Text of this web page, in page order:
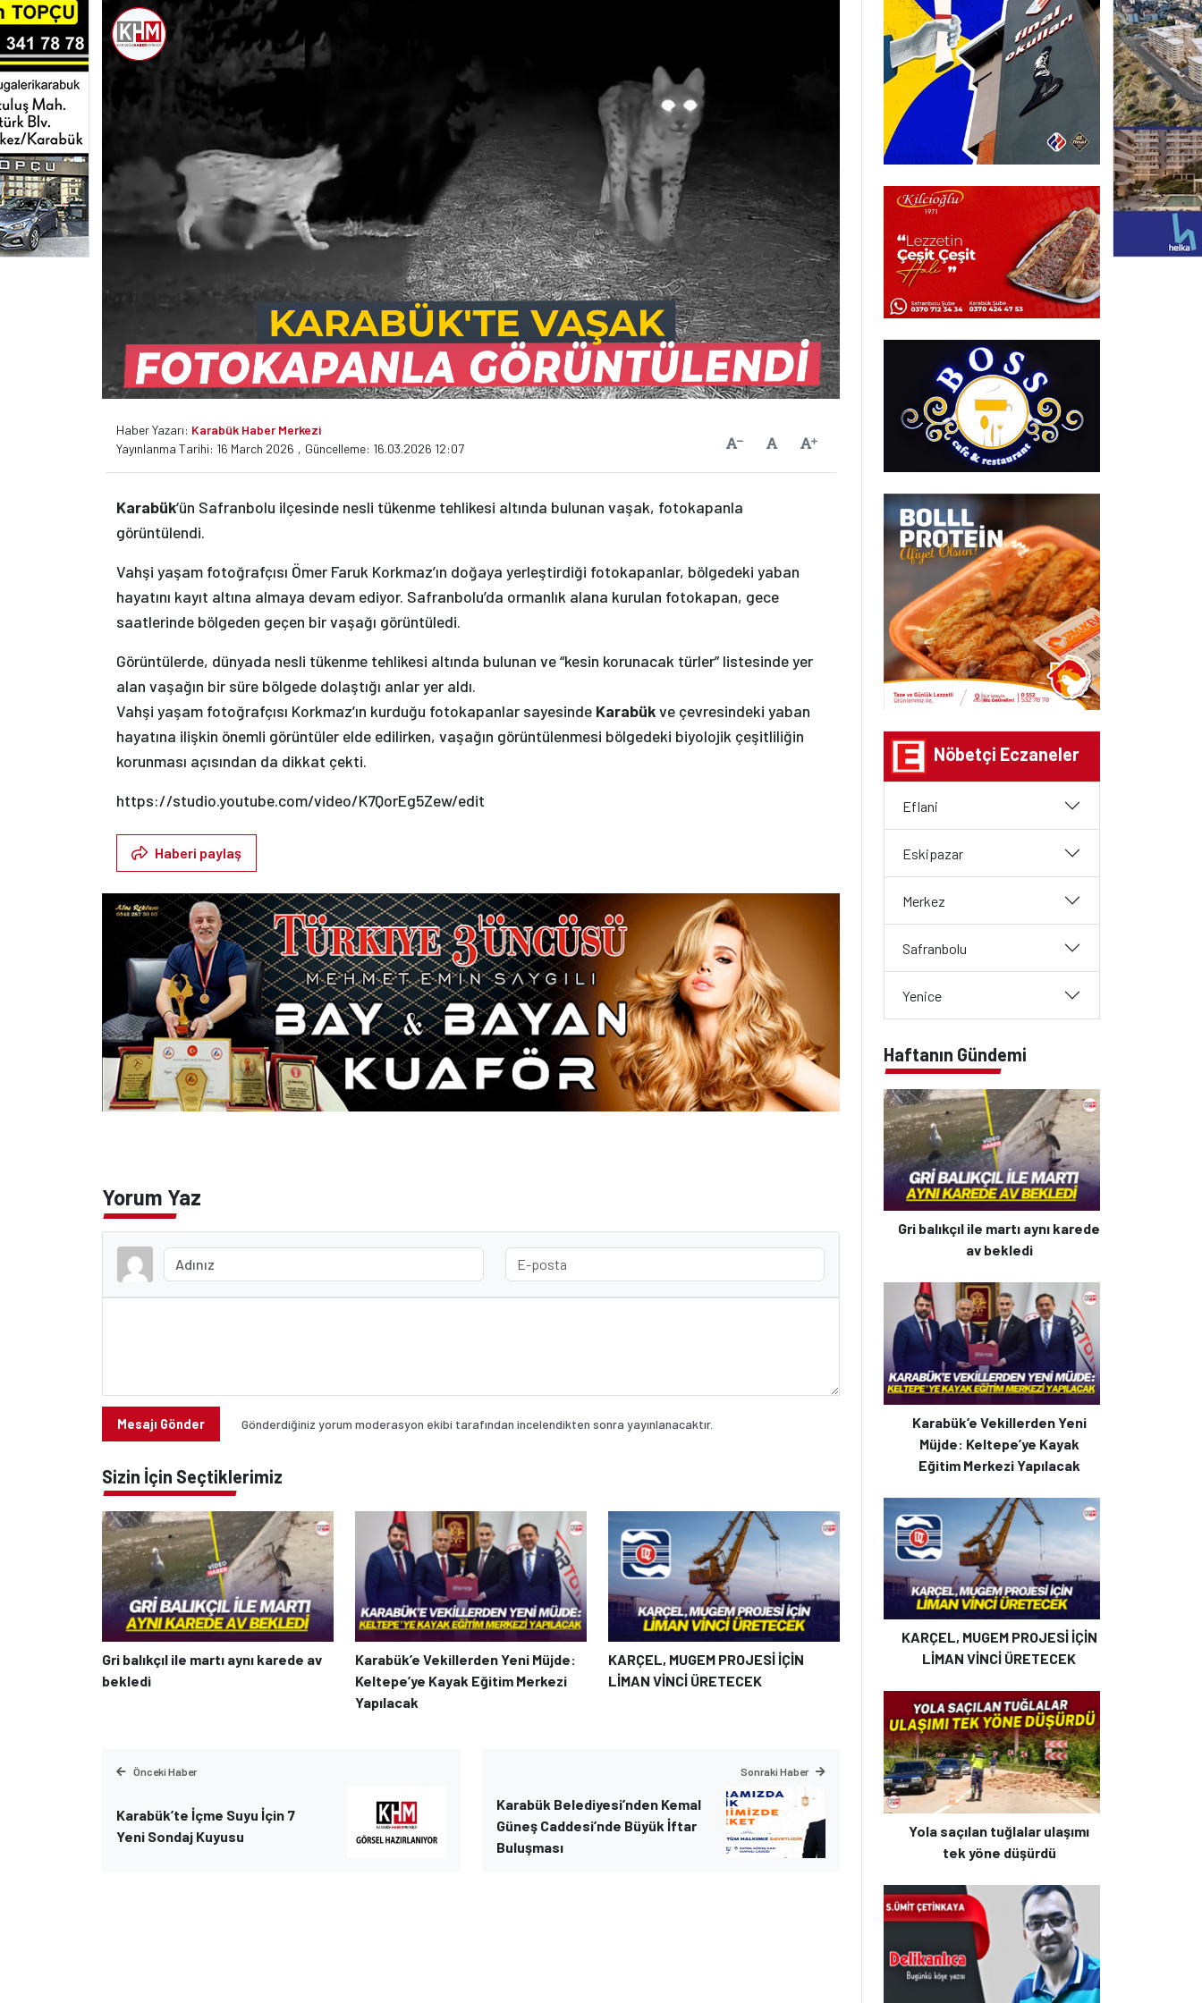
Haber Yazarı: Karabük Haber Merkezi
Yayınlanma Tarihi: 16 March 2026 , Güncelleme: 16.03.2026 12:07 Yazıyı KüçültVarsayılanYazıyı Büyüt
Karabük‘ün Safranbolu ilçesinde nesli tükenme tehlikesi altında bulunan vaşak, fotokapanla
görüntülendi.
Vahşi yaşam fotoğrafçısı Ömer Faruk Korkmaz’ın doğaya yerleştirdiği fotokapanlar, bölgedeki yaban
hayatını kayıt altına almaya devam ediyor. Safranbolu’da ormanlık alana kurulan fotokapan, gece
saatlerinde bölgeden geçen bir vaşağı görüntüledi.
Görüntülerde, dünyada nesli tükenme tehlikesi altında bulunan ve “kesin korunacak türler” listesinde yer
alan vaşağın bir süre bölgede dolaştığı anlar yer aldı.
Vahşi yaşam fotoğrafçısı Korkmaz’ın kurduğu fotokapanlar sayesinde Karabükve çevresindeki yaban
hayatına ilişkin önemli görüntüler elde edilirken, vaşağın görüntülenmesi bölgedeki biyolojik çeşitliliğin
korunması açısından da dikkat çekti.
https://studio.youtube.com/video/K7QorEg5Zew/edit
Haberi paylaş
Yorum Yaz
Mesajı Gönder Gönderdiğiniz yorum moderasyon ekibi tarafından incelendikten sonra yayınlanacaktır.
Sizin İçin Seçtiklerimiz
Gri balıkçıl ile martı aynı karede av
bekledi
Karabük’e Vekillerden Yeni Müjde:
Keltepe’ye Kayak Eğitim Merkezi
Yapılacak
KARÇEL, MUGEM PROJESİ İÇİN
LİMAN VİNCİ ÜRETECEK
Önceki Haber
Karabük’te İçme Suyu İçin 7
Yeni Sondaj Kuyusu
Sonraki Haber
Karabük Belediyesi’nden Kemal
Güneş Caddesi’nde Büyük İftar
Buluşması
Nöbetçi Eczaneler
Eflani
Eskipazar
Merkez
Safranbolu
Yenice
Haftanın Gündemi
Gri balıkçıl ile martı aynı karede
av bekledi
Karabük’e Vekillerden Yeni
Müjde: Keltepe’ye Kayak
Eğitim Merkezi Yapılacak
KARÇEL, MUGEM PROJESİ İÇİN
LİMAN VİNCİ ÜRETECEK
Yola saçılan tuğlalar ulaşımı
tek yöne düşürdü